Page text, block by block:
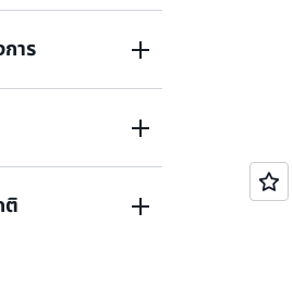
รอนุญาต และการ
าร
Amazon
งมีจุดอ่อนด้านความ
ติ